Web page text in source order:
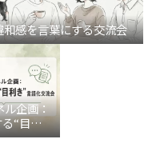
和感を言葉にする交流会
ル企画：
“目利
』